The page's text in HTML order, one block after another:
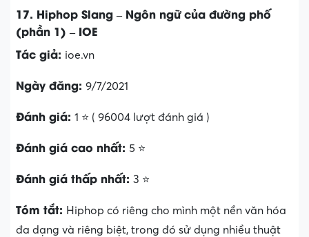
17. Hiphop Slang – Ngôn ngữ của đường phố
(phần 1) – IOE
Tác giả: ioe.vn
Ngày đăng: 9/7/2021
Đánh giá: 1 ⭐ ( 96004 lượt đánh giá )
Đánh giá cao nhất: 5 ⭐
Đánh giá thấp nhất: 3 ⭐
Tóm tắt: Hiphop có riêng cho mình một nền văn hóa
đa dạng và riêng biệt, trong đó sử dụng nhiều thuật